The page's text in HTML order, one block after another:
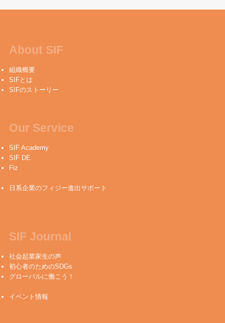
About SIF
組織概要
SIFとは
SIFのストーリー
Our Service
SIF Academy
SIF DE
Fiz
日系企業のフィジー進出サポート
SIF Journal
社会起業家生の声
初心者のためのSDGs
グローバルに働こう！
イベント情報